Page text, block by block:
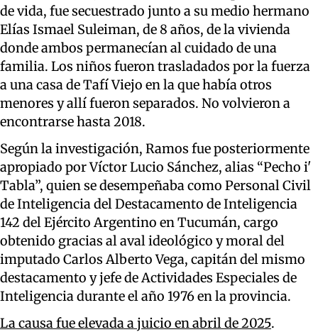
de vida, fue secuestrado junto a su medio hermano
Elías Ismael Suleiman, de 8 años, de la vivienda
donde ambos permanecían al cuidado de una
familia. Los niños fueron trasladados por la fuerza
a una casa de Tafí Viejo en la que había otros
menores y allí fueron separados. No volvieron a
encontrarse hasta 2018.
Según la investigación, Ramos fue posteriormente
apropiado por Víctor Lucio Sánchez, alias “Pecho i'
Tabla”, quien se desempeñaba como Personal Civil
de Inteligencia del Destacamento de Inteligencia
142 del Ejército Argentino en Tucumán, cargo
obtenido gracias al aval ideológico y moral del
imputado Carlos Alberto Vega, capitán del mismo
destacamento y jefe de Actividades Especiales de
Inteligencia durante el año 1976 en la provincia.
La causa fue elevada a juicio en abril de 2025.